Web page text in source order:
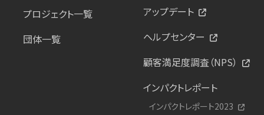
プロジェクト一覧
団体一覧
アップデート
ヘルプセンター
顧客満足度調査（NPS）
インパクトレポート
インパクトレポート2023